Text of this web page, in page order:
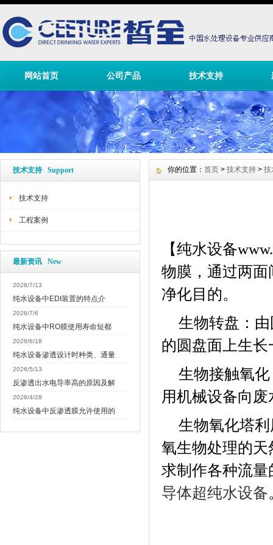
网站首页 公司产品 技术支持
技术支持 Support
技术支持
工程案例
最新资讯 New
2026/7/13
纯水设备中EDI装置的特点介
2026/7/6
纯水设备中RO膜使用寿命短都
2026/6/18
纯水设备渗透设计时种类、通量
2026/5/13
反渗透出水电导率高的原因及解
2026/4/28
纯水设备中反渗透膜允许使用的
你的位置： 首页 > 技术支持 > 技
【纯水设备
物膜，通过两
净化目的。
生物转盘：
的圆盘面上生
生物接触氧
用机械设备向
生物氧化塔
氧生物处理的
求制作各种流量
导体超纯水设备